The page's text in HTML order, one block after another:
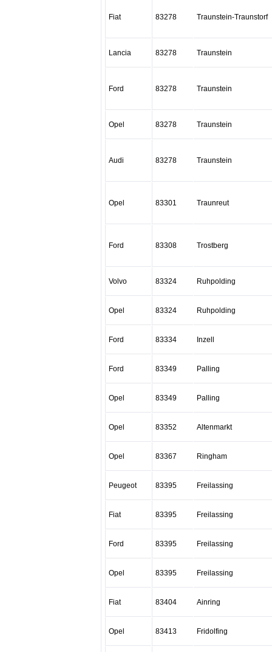
Fiat 83278 Traunstein-Traunstorf
Lancia 83278 Traunstein
Ford 83278 Traunstein
Opel 83278 Traunstein
Audi 83278 Traunstein
Opel 83301 Traunreut
Ford 83308 Trostberg
Volvo 83324 Ruhpolding
Opel 83324 Ruhpolding
Ford 83334 Inzell
Ford 83349 Palling
Opel 83349 Palling
Opel 83352 Altenmarkt
Opel 83367 Ringham
Peugeot 83395 Freilassing
Fiat 83395 Freilassing
Ford 83395 Freilassing
Opel 83395 Freilassing
Fiat 83404 Ainring
Opel 83413 Fridolfing